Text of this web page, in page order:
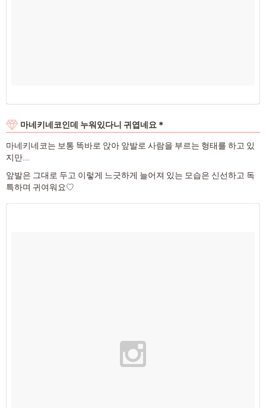
마네키네코인데 누워있다니 귀엽네요＊
마네키네코는 보통 똑바로 앉아 앞발로 사람을 부르는 형태를 하고 있
지만....
앞발은 그대로 두고 이렇게 느긋하게 늘어져 있는 모습은 신선하고 독
특하며 귀여워요♡